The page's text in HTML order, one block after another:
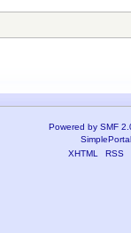
Powered by SMF
XHTML
RSS